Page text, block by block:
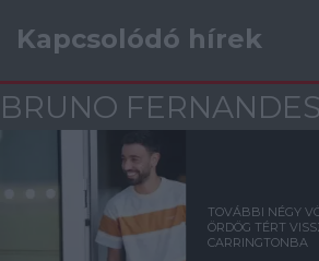
Kapcsolódó hírek
BRUNO FERNANDES
TOVÁBBI NÉGY
ÖRDÖG TÉRT
CARRINGTONBA